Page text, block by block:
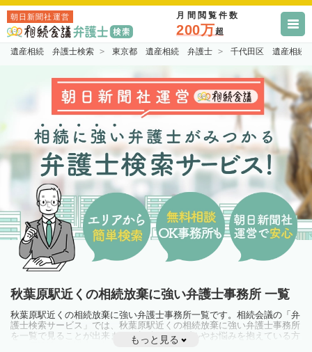
朝日新聞社運営 月間閲覧件数
200万超
遺産相続 弁護士検索 東京都 遺産相続 弁護士 千代田区 遺産相続
秋葉原駅近くの相続放棄に強い弁護士事務所 一覧
秋葉原駅近くの相続放棄に強い弁護士事務所一覧です。相続会議の「弁
護士検索サービス」では、秋葉原駅近くの相続放棄に強い弁護士事務所
を一覧で見ることが出来ます。相続のトラブルやお悩みを抱えている方
は一度近隣の弁護士に相談してみましょう。
もっと見る